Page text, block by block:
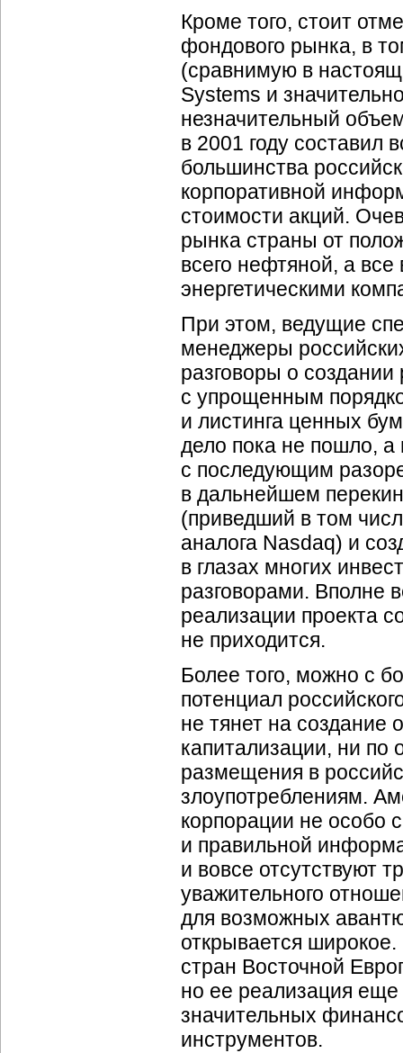
Кроме того, стоит
фондового рынка, в
(сравнимую в
Systems и
незначительный
в 2001 году составил
большинства
корпоративной
стоимости акций.
рынка страны от
всего нефтяной, а
энергетическими
При этом, ведущие
менеджеры
разговоры о
с упрощенным
и листинга ценных
дело пока не пошло, а
с последующим
в дальнейшем
(приведший в том
аналога Nasdaq) и
в глазах многих
разговорами. Вполне
реализации проекта
не приходится.
Более того, можно с
потенциал
не тянет на создание
капитализации, ни по
размещения в
злоупотреблениям.
корпорации не особо
и правильной
и вовсе отсутствуют
уважительного
для возможных
открывается
стран Восточной
но ее реализация еще
значительных
инструментов.